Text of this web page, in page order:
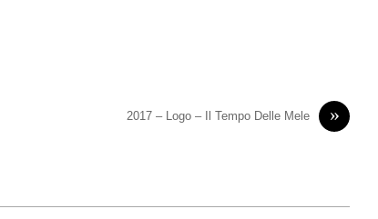
»
2017 – Logo – Il Tempo Delle Mele